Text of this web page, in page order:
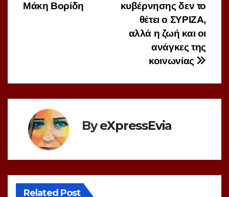
κυβέρνησης δεν το
θέτει ο ΣΥΡΙΖΑ,
αλλά η ζωή και οι
ανάγκες της
κοινωνίας
Μάκη Βορίδη
ByeXpressEvia
Related Post